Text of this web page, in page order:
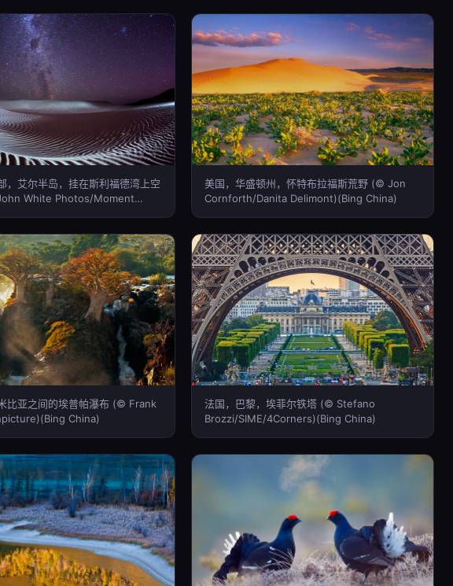
，艾尔半岛，挂在斯利福德湾上空
White Photos/Moment
美国，华盛顿州，怀特布拉福斯荒野 (© Jon
Cornforth/Danita Delimont)(Bing China)
比亚之间的埃普帕瀑布 (© Frank
China)
法国，巴黎，埃菲尔铁塔 (© Stefano
Brozzi/SIME/4Corners)(Bing China)